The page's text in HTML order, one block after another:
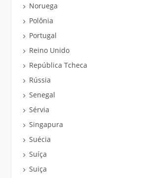
Noruega
Polônia
Portugal
Reino Unido
República Tcheca
Rússia
Senegal
Sérvia
Singapura
Suécia
Suíça
Suiça